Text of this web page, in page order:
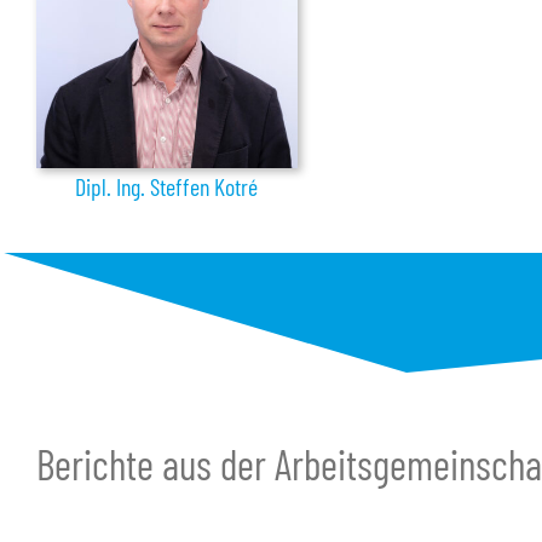
Dipl. Ing. Steffen Kotré
Berichte aus der